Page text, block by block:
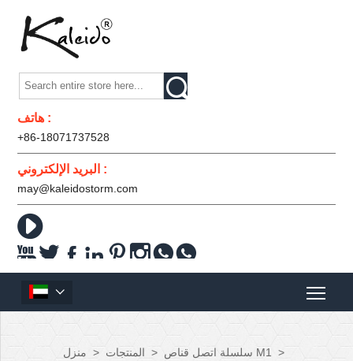

هاتف :
+86-18071737528
البريد الإلكتروني :
may@kaleidostorm.com

     

منزل > المنتجات > سلسلة اتصل قناص M1
>